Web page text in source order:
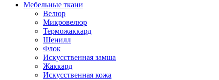
Мебельные ткани
Велюр
Микровелюр
Терможаккард
Шенилл
Флок
Искусственная замша
Жаккард
Искусственная кожа